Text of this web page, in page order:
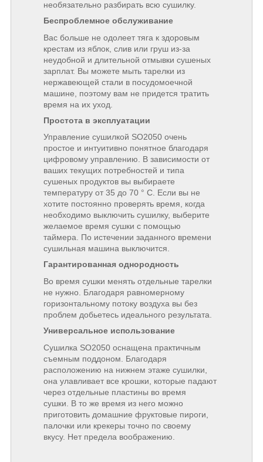
необязательно разбирать всю сушилку.
Беспроблемное обслуживание
Вас больше не одолеет тяга к здоровым
крестам из яблок, слив или груш из-за
неудобной и длительной отмывки сушеных
зарплат. Вы можете мыть тарелки из
нержавеющей стали в посудомоечной
машине, поэтому вам не придется тратить
время на их уход.
Простота в эксплуатации
Управление сушилкой SO2050 очень
простое и интуитивно понятное благодаря
цифровому управлению. В зависимости от
ваших текущих потребностей и типа
сушеных продуктов вы выбираете
температуру от 35 до 70 ° C. Если вы не
хотите постоянно проверять время, когда
необходимо выключить сушилку, выберите
желаемое время сушки с помощью
таймера. По истечении заданного времени
сушильная машина выключится.
Гарантированная однородность
Во время сушки менять отдельные тарелки
не нужно. Благодаря равномерному
горизонтальному потоку воздуха вы без
проблем добьетесь идеального результата.
Универсальное использование
Сушилка SO2050 оснащена практичным
съемным поддоном. Благодаря
расположению на нижнем этаже сушилки,
она улавливает все крошки, которые падают
через отдельные пластины во время
сушки. В то же время из него можно
приготовить домашние фруктовые пироги,
палочки или крекеры точно по своему
вкусу. Нет предела воображению.